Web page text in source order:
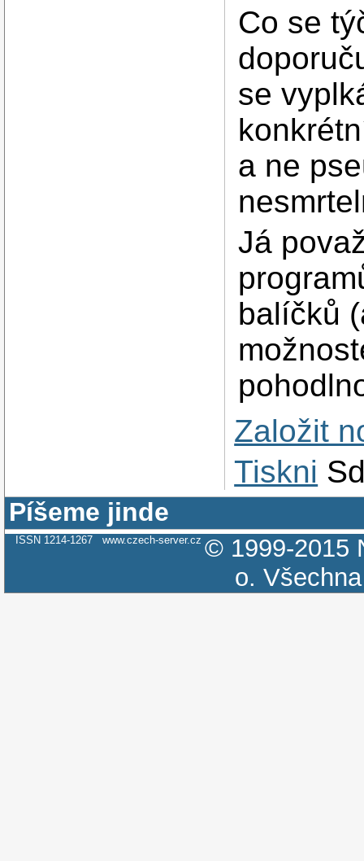
Co se
se
a ne
Já
balíčků
Založit
Tiskni
Píšeme jinde
ISSN 1214-1267 www.czech-server.cz © 1999-2015
o.